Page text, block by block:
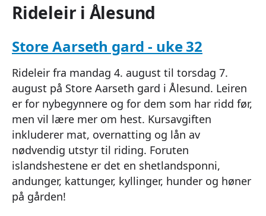
Rideleir i Ålesund
Store Aarseth gard - uke 32
Rideleir fra mandag 4. august til torsdag 7.
august på Store Aarseth gard i Ålesund. Leiren
er for nybegynnere og for dem som har ridd før,
men vil lære mer om hest. Kursavgiften
inkluderer mat, overnatting og lån av
nødvendig utstyr til riding. Foruten
islandshestene er det en shetlandsponni,
andunger, kattunger, kyllinger, hunder og høner
på gården!